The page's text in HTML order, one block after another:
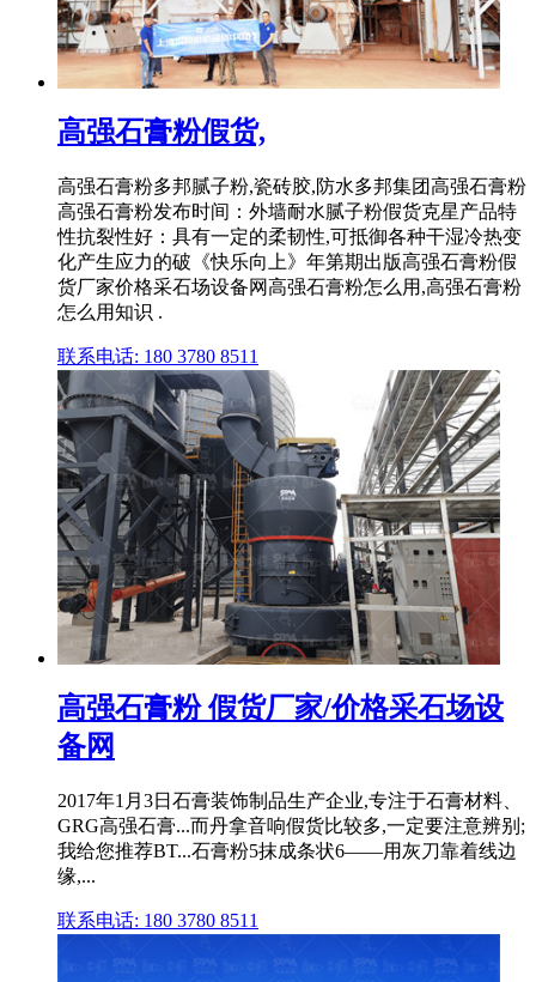
高强石膏粉假货,
高强石膏粉多邦腻子粉,瓷砖胶,防水多邦集团高强石膏粉
高强石膏粉发布时间：外墙耐水腻子粉假货克星产品特
性抗裂性好：具有一定的柔韧性,可抵御各种干湿冷热变
化产生应力的破《快乐向上》年第期出版高强石膏粉假
货厂家价格采石场设备网高强石膏粉怎么用,高强石膏粉
怎么用知识 .
联系电话: 180 3780 8511
高强石膏粉 假货厂家/价格采石场设
备网
2017年1月3日石膏装饰制品生产企业,专注于石膏材料、
GRG高强石膏...而丹拿音响假货比较多,一定要注意辨别;
我给您推荐BT...石膏粉5抹成条状6——用灰刀靠着线边
缘,...
联系电话: 180 3780 8511